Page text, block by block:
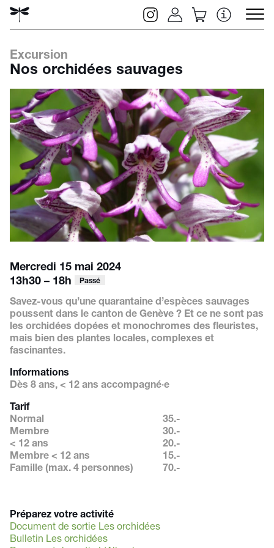
Rechercher
Excursion
Nos orchidées sauvages
Mercredi 15 mai 2024
13h30 – 18h
Passé
Savez-vous qu’une quarantaine d’espèces sauvages
poussent dans le canton de Genève ? Et ce ne sont pas
les orchidées dopées et monochromes des fleuristes,
mais bien des plantes locales, complexes et
fascinantes.
Informations
Dès 8 ans, < 12 ans accompagné·e
Tarif
Normal
35.-
Membre
30.-
< 12 ans
20.-
Membre < 12 ans
15.-
Famille (max. 4 personnes)
70.-
Préparez votre activité
Document de sortie Les orchidées
Bulletin Les orchidées